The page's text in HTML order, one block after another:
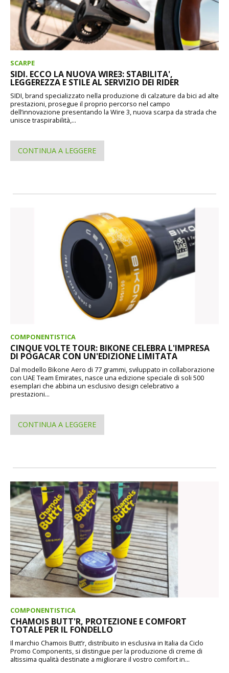
SCARPE
SIDI. ECCO LA NUOVA WIRE3: STABILITA',
LEGGEREZZA E STILE AL SERVIZIO DEI RIDER
SIDI, brand specializzato nella produzione di calzature da bici ad alte
prestazioni, prosegue il proprio percorso nel campo
dell’innovazione presentando la Wire 3, nuova scarpa da strada che
unisce traspirabilità,...
CONTINUA A LEGGERE
COMPONENTISTICA
CINQUE VOLTE TOUR: BIKONE CELEBRA L'IMPRESA
DI POGACAR CON UN'EDIZIONE LIMITATA
Dal modello Bikone Aero di 77 grammi, sviluppato in collaborazione
con UAE Team Emirates, nasce una edizione speciale di soli 500
esemplari che abbina un esclusivo design celebrativo a
prestazioni...
CONTINUA A LEGGERE
COMPONENTISTICA
CHAMOIS BUTT'R, PROTEZIONE E COMFORT
TOTALE PER IL FONDELLO
Il marchio Chamois Butt’r, distribuito in esclusiva in Italia da Ciclo
Promo Components, si distingue per la produzione di creme di
altissima qualità destinate a migliorare il vostro comfort in...